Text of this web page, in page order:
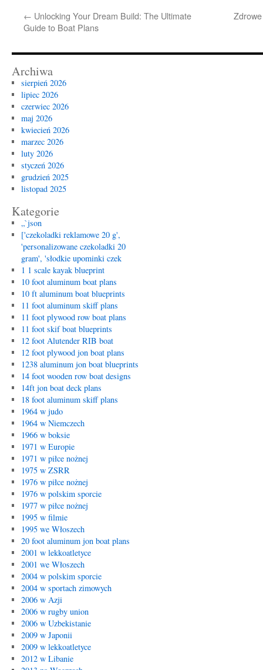
← Unlocking Your Dream Build: The Ultimate
Guide to Boat Plans
Archiwa
sierpień 2026
lipiec 2026
czerwiec 2026
maj 2026
kwiecień 2026
marzec 2026
luty 2026
styczeń 2026
grudzień 2025
listopad 2025
Kategorie
„`json
['czekoladki reklamowe 20 g',
'personalizowane czekoladki 20
gram', 'słodkie upominki czek
1 1 scale kayak blueprint
10 foot aluminum boat plans
10 ft aluminum boat blueprints
11 foot aluminum skiff plans
11 foot plywood row boat plans
11 foot skif boat blueprints
12 foot Alutender RIB boat
12 foot plywood jon boat plans
1238 aluminum jon boat blueprints
14 foot wooden row boat designs
14ft jon boat deck plans
18 foot aluminum skiff plans
1964 w judo
1964 w Niemczech
1966 w boksie
1971 w Europie
1971 w piłce nożnej
1975 w ZSRR
1976 w piłce nożnej
1976 w polskim sporcie
1977 w piłce nożnej
1995 w filmie
1995 we Włoszech
20 foot aluminum jon boat plans
2001 w lekkoatletyce
2001 we Włoszech
2004 w polskim sporcie
2004 w sportach zimowych
2006 w Azji
2006 w rugby union
2006 w Uzbekistanie
2009 w Japonii
2009 w lekkoatletyce
2012 w Libanie